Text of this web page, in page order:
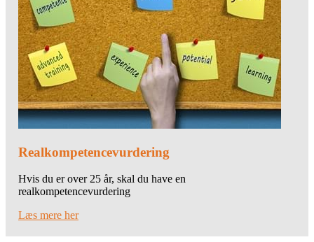
Real­kompetencevurdering
Hvis du er over 25 år, skal du have en
realkompetencevurdering
Læs mere her